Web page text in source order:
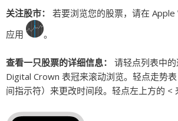
关注股市： 若要浏览您的股票，请在 Apple
应用
。
查看一只股票的详细信息： 请轻点列表中
Digital Crown 表冠来滚动浏览。轻点走势
间指示符）来更改时间段。轻点左上方的 <